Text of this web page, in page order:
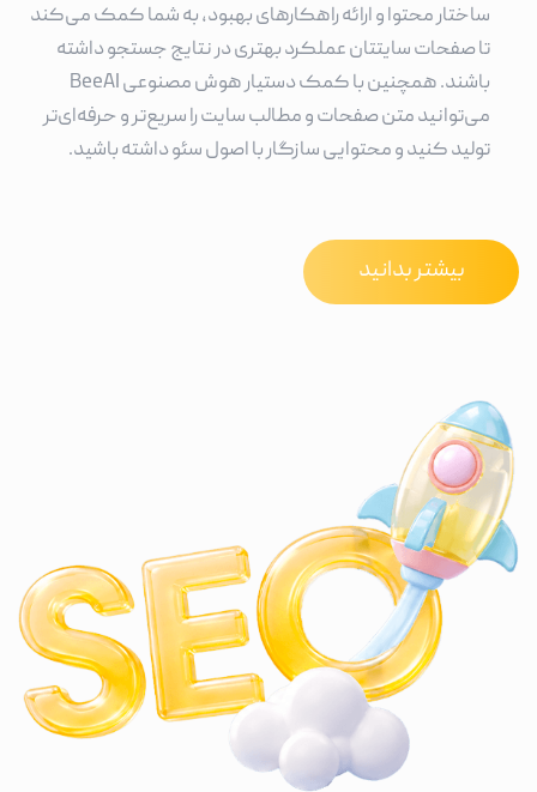
ساختار محتوا و ارائه راهکارهای بهبود، به شما کمک می‌کند
تا صفحات سایتتان عملکرد بهتری در نتایج جستجو داشته
باشند. همچنین با کمک دستیار هوش مصنوعی BeeAI
می‌توانید متن صفحات و مطالب سایت را سریع‌تر و حرفه‌ای‌تر
تولید کنید و محتوایی سازگار با اصول سئو داشته باشید.
بیشتر بدانید